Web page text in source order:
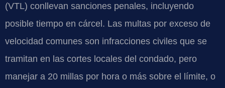
(VTL) conllevan sanciones penales, incluyendo
posible tiempo en cárcel. Las multas por exceso de
velocidad comunes son infracciones civiles que se
tramitan en las cortes locales del condado, pero
manejar a 20 millas por hora o más sobre el límite, o